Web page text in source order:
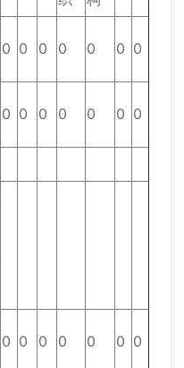
0 0 0 0 0 0 0
0 0 0 0 0 0 0
0 0 0 0 0 0 0